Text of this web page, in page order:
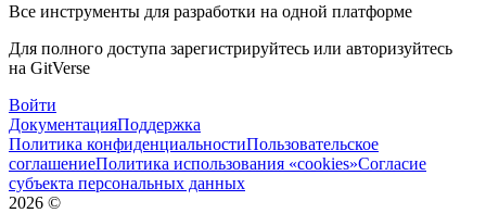
Все инструменты для разработки на одной платформе
Для полного доступа зарегистрируйтесь или авторизуйтесь
на GitVerse
Войти
ДокументацияПоддержка
Политика конфиденциальностиПользовательское
соглашениеПолитика использования «cookies»Согласие
субъекта персональных данных
2026 ©